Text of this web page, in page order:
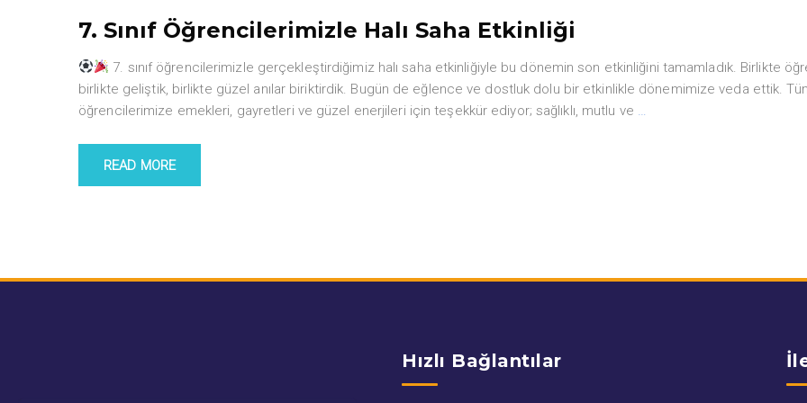
7. Sınıf Öğrencilerimizle Halı Saha Etkinliği
7. sınıf öğrencilerimizle gerçekleştirdiğimiz halı saha etkinliğiyle bu dönemin son etkinliğini tamamladık. Birlikte
birlikte geliştik, birlikte güzel anılar biriktirdik. Bugün de eğlence ve dostluk dolu bir etkinlikle dönemimize veda ettik.
öğrencilerimize emekleri, gayretleri ve güzel enerjileri için teşekkür ediyor; sağlıklı, mutlu ve …
READ MORE
Hızlı Bağlantılar